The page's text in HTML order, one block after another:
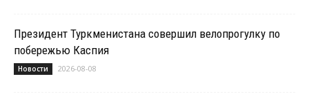
Президент Туркменистана совершил велопрогулку по
побережью Каспия
Новости 2026-08-08